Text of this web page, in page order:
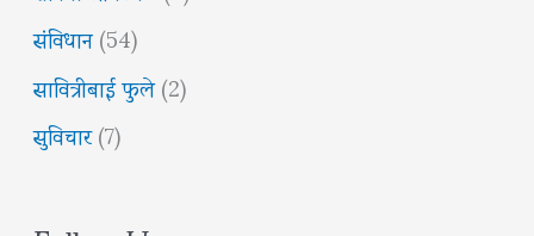
संविधान(54)
सावित्रीबाई फुले(2)
सुविचार(7)